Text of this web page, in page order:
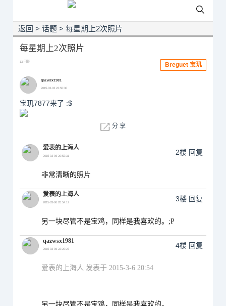
返回 > 话题 > 每星期上2次照片
每星期上2次照片
13 回复 Breguet 宝玑
qazwsx1981
2015-03-03 22:50:30
宝玑7877来了 :$
分 享
爱表的上海人
2015-03-06 20:52:31 2楼 回复
非常清晰的照片
爱表的上海人
2015-03-06 20:54:17 3楼 回复
另一块尽管不是宝鸡，同样是我喜欢的。;P
qazwsx1981
2015-03-06 22:20:27 4楼 回复
爱表的上海人 发表于 2015-3-6 20:54
另一块尽管不是宝鸡，同样是我喜欢的。